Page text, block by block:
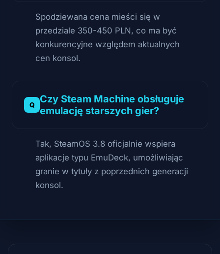
Spodziewana cena mieści się w
przedziale 350-450 PLN, co ma być
konkurencyjne względem aktualnych
cen konsol.
Czy Steam Machine obsługuje
emulację starszych gier?
Tak, SteamOS 3.8 oficjalnie wspiera
aplikacje typu EmuDeck, umożliwiając
granie w tytuły z poprzednich generacji
konsol.